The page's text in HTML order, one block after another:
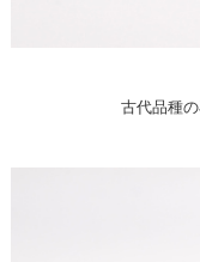
古代品種